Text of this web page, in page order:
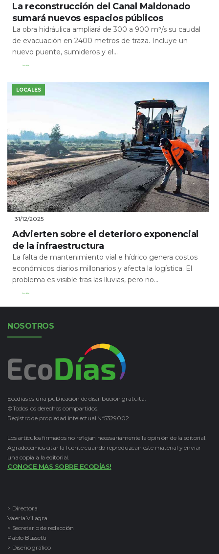
La reconstrucción del Canal Maldonado
sumará nuevos espacios públicos
La obra hidráulica ampliará de 300 a 900 m³/s su caudal
de evacuación en 2400 metros de traza. Incluye un
nuevo puente, sumideros y el...
Leer Más
LOCALES
31/12/2025
Advierten sobre el deterioro exponencial
de la infraestructura
La falta de mantenimiento vial e hídrico genera costos
económicos diarios millonarios y afecta la logística. El
problema es visible tras las lluvias, pero no...
Leer Más
NOSOTROS
Ecodías es una publicación de distribución gratuita.
©Todos los derechos compartidos.
Registro de propiedad intelectual Nº5329002
Los artículos firmados no reflejan necesariamente la opinión de la editorial.
Agradecemos citar la fuente cuando reproduzcan este material y enviar
una copia a la editorial.
CONOCE MAS SOBRE ECODÍAS!
> Directora
Valeria Villagra
> Secretario de redacción
Pablo Bussetti
> Diseño gráfico